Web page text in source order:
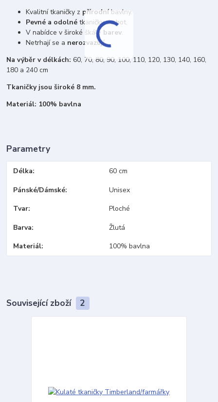
Kvalitní tkaničky z přírodníbavlny.
Pevné a odolnétkaničky do bot.
V nabídce v široké škále barev.
Netrhají se a nerozvazují.
Na výběr v délkách: 60, 70, 80, 90, 100, 110, 120, 130, 140, 160,
180 a 240 cm
Tkaničky jsou široké 8 mm.
Materiál: 100% bavlna
Parametry
Délka 60 cm
Pánské/Dámské Unisex
Tvar Ploché
Barva Žlutá
Materiál 100% bavlna
Související zboží 2